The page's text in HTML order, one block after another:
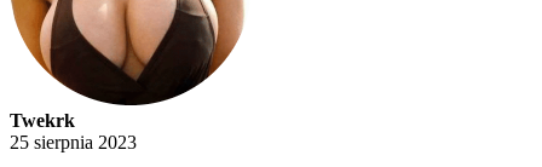
Twekrk
25 sierpnia 2023